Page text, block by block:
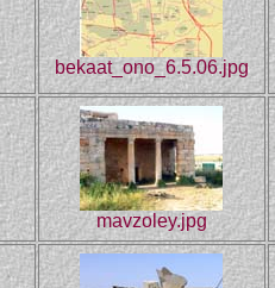
bekaat_ono_6.5.06.jpg
mavzoley.jpg